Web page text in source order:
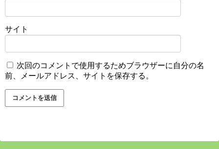
サイト
次回のコメントで使用するためブラウザーに自分の名
前、メールアドレス、サイトを保存する。